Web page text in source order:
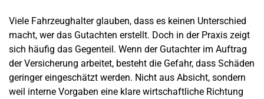
Viele Fahrzeughalter glauben, dass es keinen Unterschied
macht, wer das Gutachten erstellt. Doch in der Praxis zeigt
sich häufig das Gegenteil. Wenn der Gutachter im Auftrag
der Versicherung arbeitet, besteht die Gefahr, dass Schäden
geringer eingeschätzt werden. Nicht aus Absicht, sondern
weil interne Vorgaben eine klare wirtschaftliche Richtung